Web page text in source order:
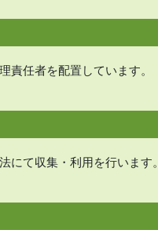
任者を配置しています。
て収集・利用を行います。